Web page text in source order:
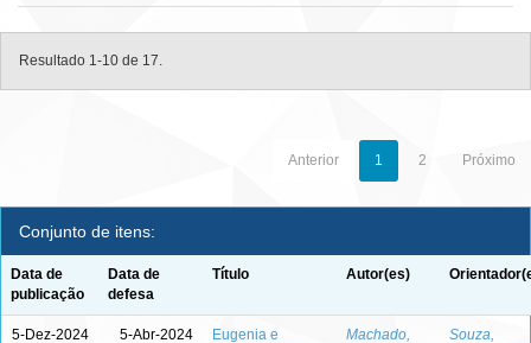
Resultado 1-10 de 17.
Anterior 1 2 Próximo
Conjunto de itens:
Data de
publicação
Data de
defesa
Título Autor(es)
5-Dez-2024 5-Abr-2024
Eugenia e
Machado,
Souza,